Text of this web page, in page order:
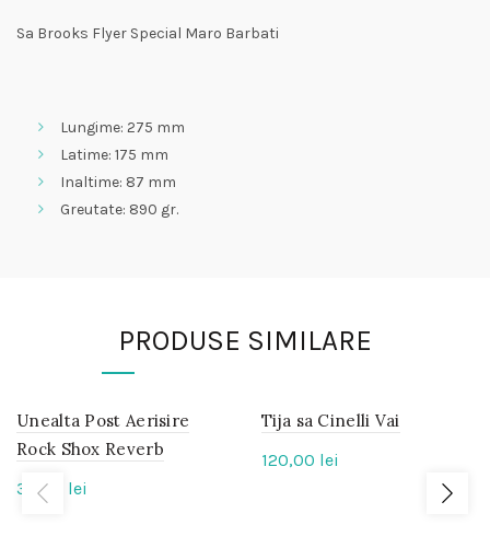
Sa Brooks Flyer Special Maro Barbati
Lungime: 275 mm
Latime: 175 mm
Inaltime: 87 mm
Greutate: 890 gr.
PRODUSE SIMILARE
IN
STOC
Unealta Post Aerisire
Rock Shox Reverb
30,00 lei
IN
STOC
Tija sa Cinelli Vai
120,00 lei